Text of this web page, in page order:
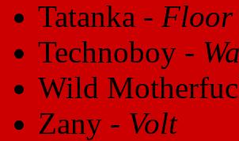
Tatanka - Floor
Technoboy -
Wild
Zany - Volt